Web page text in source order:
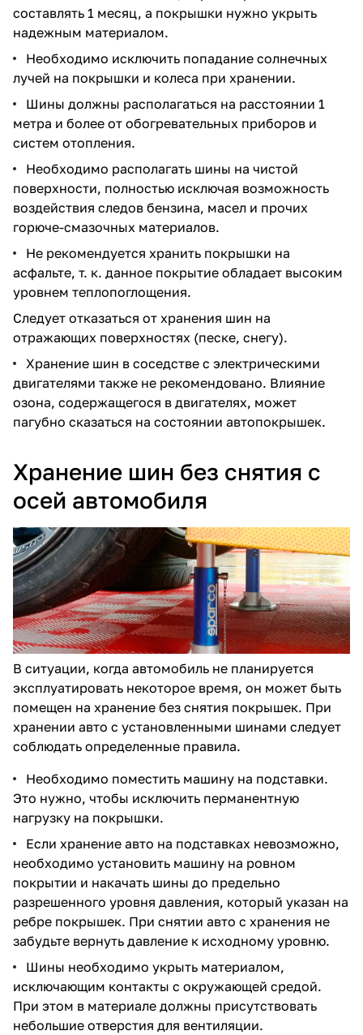
составлять 1 месяц, а покрышки нужно укрыть
надежным материалом.
Необходимо исключить попадание солнечных
лучей на покрышки и колеса при хранении.
Шины должны располагаться на расстоянии 1
метра и более от обогревательных приборов и
систем отопления.
Необходимо располагать шины на чистой
поверхности, полностью исключая возможность
воздействия следов бензина, масел и прочих
горюче-смазочных материалов.
Не рекомендуется хранить покрышки на
асфальте, т. к. данное покрытие обладает высоким
уровнем теплопоглощения.
Следует отказаться от хранения шин на
отражающих поверхностях (песке, снегу).
Хранение шин в соседстве с электрическими
двигателями также не рекомендовано. Влияние
озона, содержащегося в двигателях, может
пагубно сказаться на состоянии автопокрышек.
Хранение шин без снятия с
осей автомобиля
В ситуации, когда автомобиль не планируется
эксплуатировать некоторое время, он может быть
помещен на хранение без снятия покрышек. При
хранении авто с установленными шинами следует
соблюдать определенные правила.
Необходимо поместить машину на подставки.
Это нужно, чтобы исключить перманентную
нагрузку на покрышки.
Если хранение авто на подставках невозможно,
необходимо установить машину на ровном
покрытии и накачать шины до предельно
разрешенного уровня давления, который указан на
ребре покрышек. При снятии авто с хранения не
забудьте вернуть давление к исходному уровню.
Шины необходимо укрыть материалом,
исключающим контакты с окружающей средой.
При этом в материале должны присутствовать
небольшие отверстия для вентиляции.